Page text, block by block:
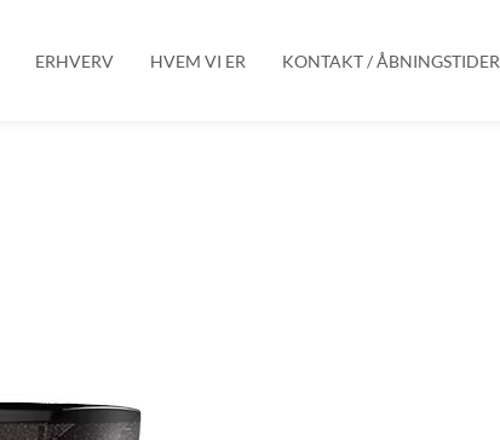
ERHVERV HVEM VI ER KONTAKT / ÅBNINGSTIDER